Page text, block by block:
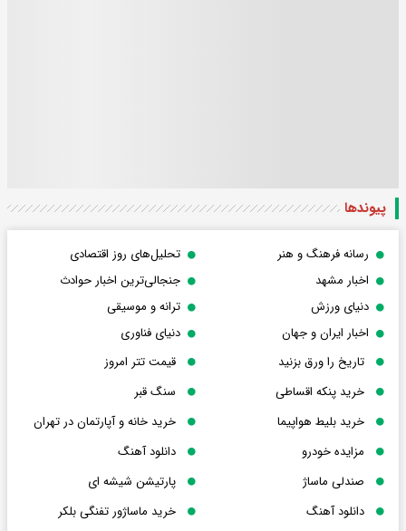
پیوندها
رسانه فرهنگ و هنر
تحلیل‌های روز اقتصادی
اخبار مشهد
جنجالی‌ترین اخبار حوادث
دنیای ورزش
ترانه و موسیقی
اخبار ایران و جهان
دنیای فناوری
تاریخ را ورق بزنید
قیمت تتر امروز
خرید پنکه اقساطی
سنگ قبر
خرید بلیط هواپیما
خرید خانه و آپارتمان در تهران
مزایده خودرو
دانلود آهنگ
صندلی ماساژ
پارتیشن شیشه ای
دانلود آهنگ
خرید ماساژور تفنگی بلکر